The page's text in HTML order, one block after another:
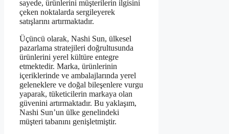
sayede, ürünlerini müşterilerin ilgisini
çeken noktalarda sergileyerek
satışlarını artırmaktadır.
Üçüncü olarak, Nashi Sun, ülkesel
pazarlama stratejileri doğrultusunda
ürünlerini yerel kültüre entegre
etmektedir. Marka, ürünlerinin
içeriklerinde ve ambalajlarında yerel
geleneklere ve doğal bileşenlere vurgu
yaparak, tüketicilerin markaya olan
güvenini artırmaktadır. Bu yaklaşım,
Nashi Sun’un ülke genelindeki
müşteri tabanını genişletmiştir.